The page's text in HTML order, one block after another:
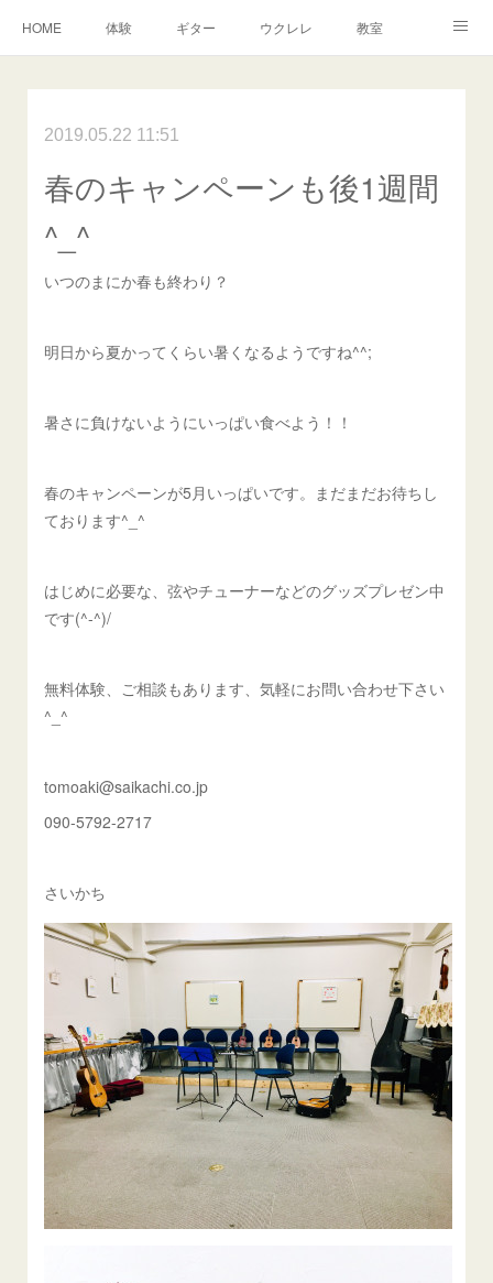
HOME 体験 ギター ウクレレ 教室
2019.05.22 11:51
春のキャンペーンも後1週間
^_^
いつのまにか春も終わり？
明日から夏かってくらい暑くなるようですね^^;
暑さに負けないようにいっぱい食べよう！！
春のキャンペーンが5月いっぱいです。まだまだお待ちし
ております^_^
はじめに必要な、弦やチューナーなどのグッズプレゼン中
です(^-^)/
無料体験、ご相談もあります、気軽にお問い合わせ下さい
^_^
tomoaki@saikachi.co.jp
090-5792-2717
さいかち